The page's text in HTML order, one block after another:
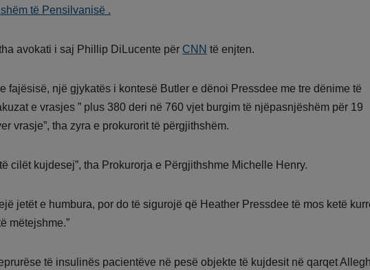
të Pensilvanisë .
avokati i saj Phillip DiLucente për CNN të enjten.
fajësisë, një gjykatës i kontesë Butler e dënoi Pressdee me tre dënime të
e vrasjes ” plus 380 deri në 760 vjet burgim të njëpasnjëshëm për 19
vrasje”, tha zyra e prokurorit të përgjithshëm.
cilët kujdesej”, tha Prokurorja e Përgjithshme Michelle Henry.
jetët e humbura, por do të sigurojë që Heather Pressdee të mos ketë
mëtejshme.”
të insulinës pacientëve në pesë objekte të kujdesit në qarqet